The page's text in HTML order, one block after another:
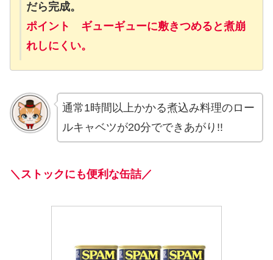
だら完成。
ポイント ギューギューに敷きつめると煮崩
れしにくい。
通常1時間以上かかる煮込み料理のロー
ルキャベツが20分でできあがり!!
＼ ストックにも便利な缶詰／